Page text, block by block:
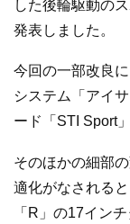
した後輪駆動の
発表しました。
今回の一部改良
システム「アイ
ード「STI Sport
そのほかの細部
適化がなされる
「R」の17イン